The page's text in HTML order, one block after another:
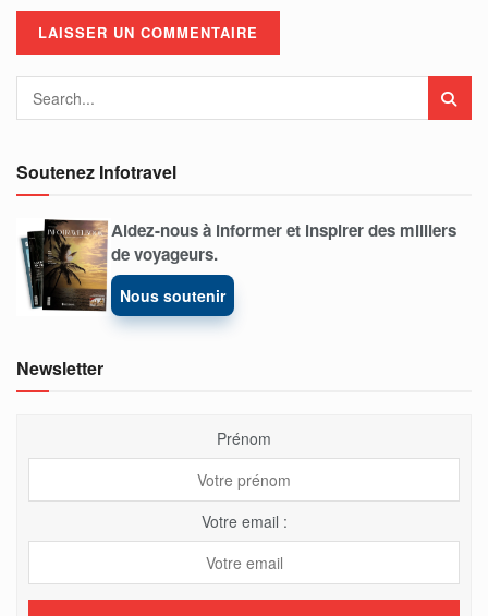
Soutenez Infotravel
Aidez-nous à informer et inspirer des milliers
de voyageurs.
Nous soutenir
Newsletter
Prénom
Votre email :